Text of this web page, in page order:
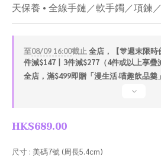
天保養 • 全線手鏈／軟手鐲／項鍊
至08/09 16:00截止 全店，【🎊週末限時
件減$147丨3件減$277（4件或以上享疊
全店，滿$499即贈「漫生活·喵趣飲品羹
HK$689.00
尺寸 : 美碼7號 (周長5.4cm)